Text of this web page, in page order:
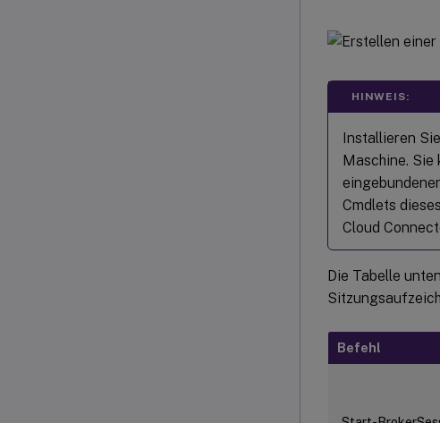
HINWEIS:
Installieren
Maschine. Sie
Cmdlets
Cloud
Die Tabelle
Befehl